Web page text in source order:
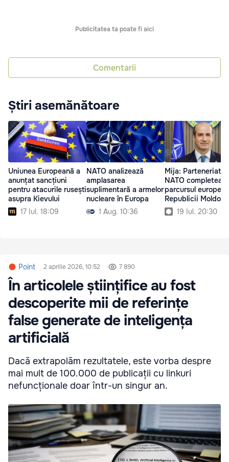
Publicitatea ta poate fi aici
Comentarii
Știri asemănătoare
Uniunea Europeană a
anunțat sancțiuni
pentru atacurile rusești
asupra Kievului
17 Iul. 18:09
NATO analizează
amplasarea
suplimentară a armelor
nucleare în Europa
1 Aug. 10:36
Mija: Parteneriatul
NATO
parcursul
Republicii Moldova
19 Iul. 20:30
Point 2 aprilie 2026, 10:52 7 890
În articolele științifice au fost
descoperite mii de referințe
false generate de inteligența
artificială
Dacă extrapolăm rezultatele, este vorba despre
mai mult de 100.000 de publicații cu linkuri
nefuncționale doar într-un singur an.